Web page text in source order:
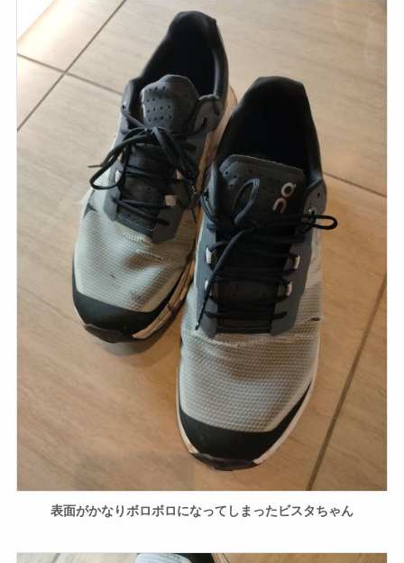
表面がかなりボロボロになってしまったビスタちゃん